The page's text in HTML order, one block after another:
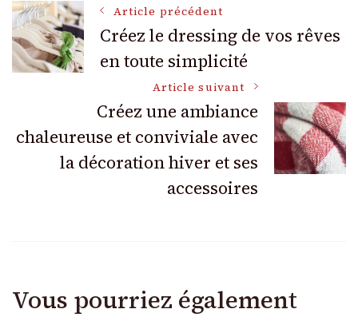
Navigation
des
articles
Article précédent
Créez le dressing de vos rêves
en toute simplicité
Article suivant
Créez une ambiance
chaleureuse et conviviale avec
la décoration hiver et ses
accessoires
Vous pourriez également